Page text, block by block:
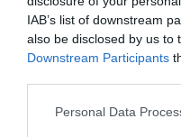
IAB’s list of downstream
also be disclosed by us to
Downstream Participants
Personal Data
1 port HDMI 2.1
1 gniazdo combo
stereo
1 gniazdo RJ-45